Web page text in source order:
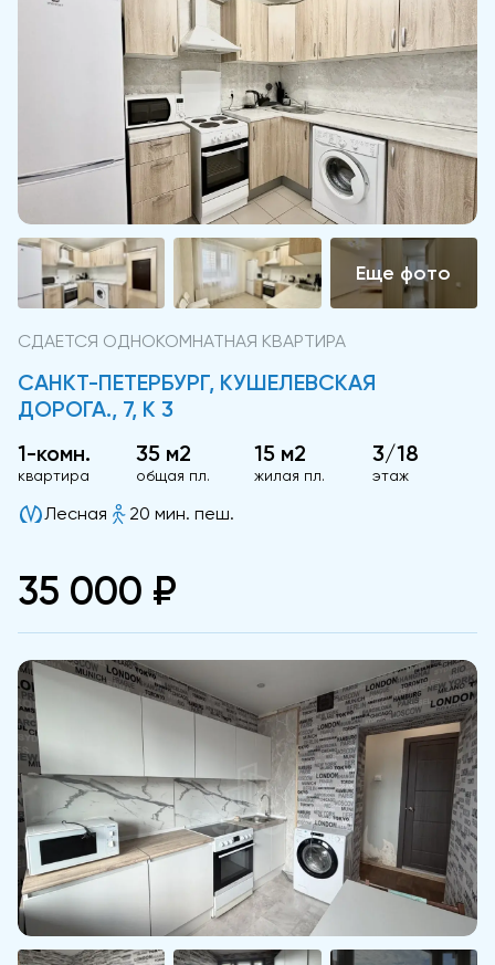
СДАЕТСЯ ОДНОКОМНАТНАЯ КВАРТИРА
САНКТ-ПЕТЕРБУРГ, КУШЕЛЕВСКАЯ
ДОРОГА., 7, К 3
1-комн.
квартира
35 м2
общая пл.
15 м2
жилая пл.
3/18
этаж
Лесная 20 мин. пеш.
35 000 ₽